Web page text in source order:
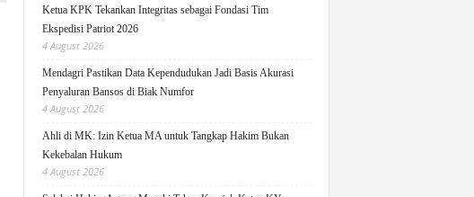
Ketua KPK Tekankan Integritas sebagai Fondasi Tim
Ekspedisi Patriot 2026
4 August 2026
Mendagri Pastikan Data Kependudukan Jadi Basis Akurasi
Penyaluran Bansos di Biak Numfor
4 August 2026
Ahli di MK: Izin Ketua MA untuk Tangkap Hakim Bukan
Kekebalan Hukum
4 August 2026